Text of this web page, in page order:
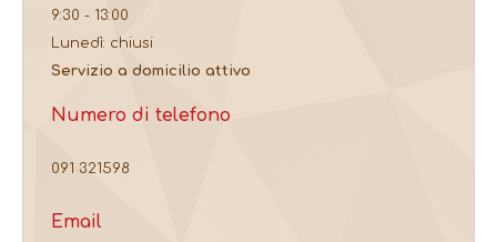
9:30 - 13:00
Lunedì: chiusi
Servizio a domicilio attivo
Numero di telefono
091 321598
Email